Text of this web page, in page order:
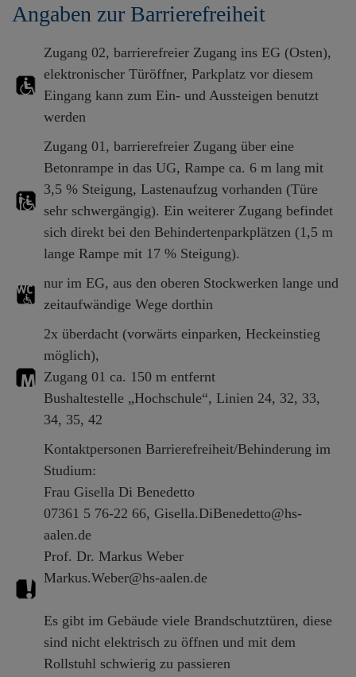
Angaben zur Barrierefreiheit
Zugang 02, barrierefreier Zugang ins EG (Osten),
elektronischer Türöffner, Parkplatz vor diesem
Eingang kann zum Ein- und Aussteigen benutzt
werden
Zugang 01, barrierefreier Zugang über eine
Betonrampe in das UG, Rampe ca. 6 m lang mit
3,5 % Steigung, Lastenaufzug vorhanden (Türe
sehr schwergängig). Ein weiterer Zugang befindet
sich direkt bei den Behindertenparkplätzen (1,5 m
lange Rampe mit 17 % Steigung).
nur im EG, aus den oberen Stockwerken lange und
zeitaufwändige Wege dorthin
2x überdacht (vorwärts einparken, Heckeinstieg
möglich),
Zugang 01 ca. 150 m entfernt
Bushaltestelle „Hochschule“, Linien 24, 32, 33,
34, 35, 42
Kontaktpersonen Barrierefreiheit/Behinderung im
Studium:
Frau Gisella Di Benedetto
07361 5 76-22 66, Gisella.DiBenedetto@hs-
aalen.de
Prof. Dr. Markus Weber
Markus.Weber@hs-aalen.de
Es gibt im Gebäude viele Brandschutztüren, diese
sind nicht elektrisch zu öffnen und mit dem
Rollstuhl schwierig zu passieren